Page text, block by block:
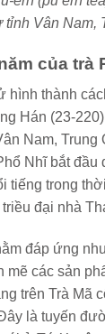
Vân Nam,
của trà
hình thành
Hán (23-
Nam, Trung
Nhĩ bắt đầu
tiếng trong
đại nhà
đáp ứng
mẽ các sản
trên Trà Mã
là tuyến